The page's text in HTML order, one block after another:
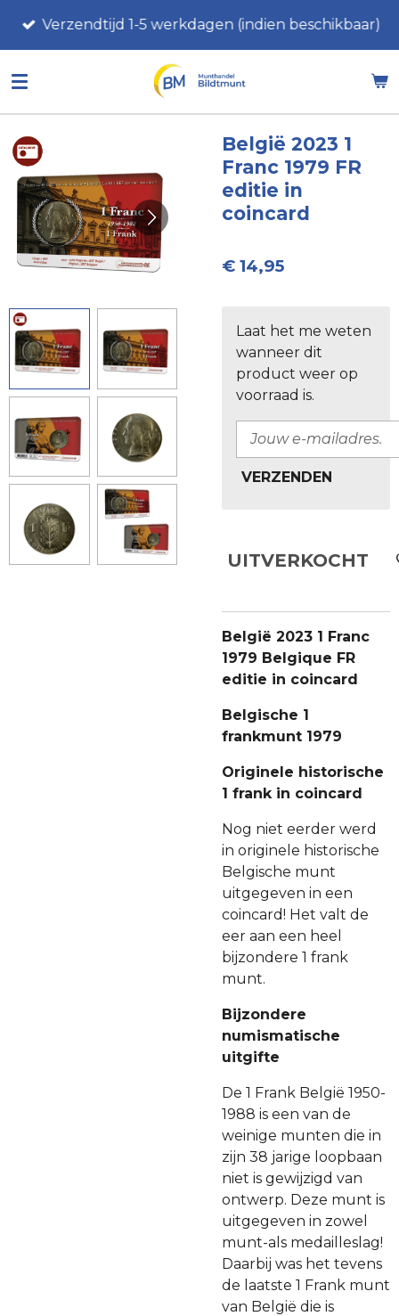
de
Verzendtijd 1-5 werkdagen (indien beschikbaar)
België 2023 1
Franc 1979 FR
editie in
coincard
€ 14,95
Laat het me weten
wanneer dit
product weer op
voorraad is.
VERZENDEN
UITVERKOCHT
België 2023 1 Franc
1979 Belgique FR
editie in coincard
Belgische 1
frankmunt 1979
Originele historische
1 frank in coincard
Nog niet eerder werd
in originele historische
Belgische munt
uitgegeven in een
coincard! Het valt de
eer aan een heel
bijzondere 1 frank
munt.
Bijzondere
numismatische
uitgifte
De 1 Frank België 1950-
1988 is een van de
weinige munten die in
zijn 38 jarige loopbaan
niet is gewijzigd van
ontwerp. Deze munt is
uitgegeven in zowel
munt-als medailleslag!
Daarbij was het tevens
de laatste 1 Frank munt
van België die is